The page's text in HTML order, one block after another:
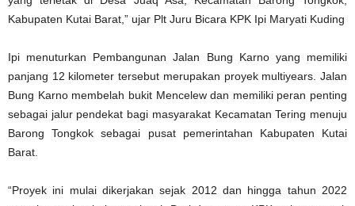
Kabupaten Kutai Barat,” ujar Plt Juru Bicara KPK Ipi Maryati Kuding
Ipi menuturkan Pembangunan Jalan Bung Karno yang memiliki
panjang 12 kilometer tersebut merupakan proyek multiyears. Jalan
Bung Karno membelah bukit Mencelew dan memiliki peran penting
sebagai jalur pendekat bagi masyarakat Kecamatan Tering menuju
Barong Tongkok sebagai pusat pemerintahan Kabupaten Kutai
Barat.
“Proyek ini mulai dikerjakan sejak 2012 dan hingga tahun 2022